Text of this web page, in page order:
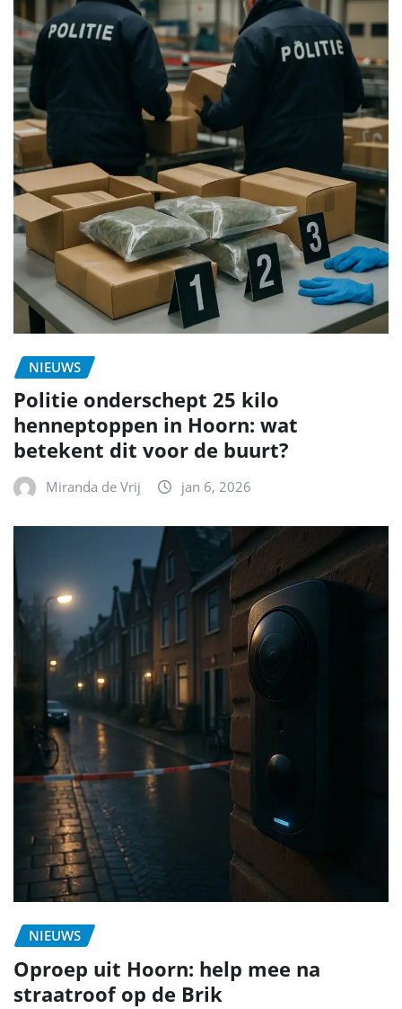
NIEUWS
Politie onderschept 25 kilo
henneptoppen in Hoorn: wat
betekent dit voor de buurt?
Miranda de Vrij jan 6, 2026
NIEUWS
Oproep uit Hoorn: help mee na
straatroof op de Brik